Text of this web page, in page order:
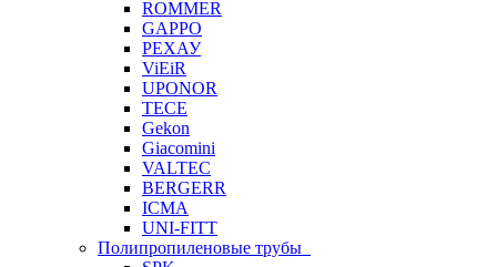
ROMMER
GAPPO
РЕХАУ
ViEiR
UPONOR
TECE
Gekon
Giacomini
VALTEC
BERGERR
ICMA
UNI-FITT
Полипропиленовые трубы